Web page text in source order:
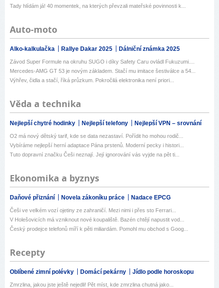
Tady hlídám já! 40 momentek, na kterých převzali mateřské povinnosti k...
Auto-moto
Alko-kalkulačka Rallye Dakar 2025 Dálniční známka 2025
Závod Super Formule na okruhu SUGO i díky Safety Caru ovládl Fukuzumi....
Mercedes-AMG GT 53 je novým základem. Stačí mu imitace šestiválce a 54...
Výhřev, čidla a stačí, říká průzkum. Pokročilá elektronika není priori...
Věda a technika
Nejlepší chytré hodinky Nejlepší telefony Nejlepší VPN – srovnání
O2 má nový dětský tarif, kde se data nezastaví. Pořídit ho mohou rodič...
Vybíráme nejlepší herní adaptace Pána prstenů. Moderní pecky i histori...
Tuto dopravní značku Češi neznají. Její ignorování vás vyjde na pět ti...
Ekonomika a byznys
Daňové přiznání Novela zákoníku práce Nadace EPCG
Češi ve velkém vozí ojetiny ze zahraničí. Mezi nimi i přes sto Ferrari...
V Holešovicích má vzniknout nové koupaliště. Bazén chtějí napustit vod...
Český prodejce telefonů míří k pěti miliardám. Pomohl mu obchod s Goog...
Recepty
Oblíbené zimní polévky Domácí pekárny Jídlo podle horoskopu
Zmrzlina, jakou jste ještě nejedli! Pět míst, kde zmrzlina chutná jako...